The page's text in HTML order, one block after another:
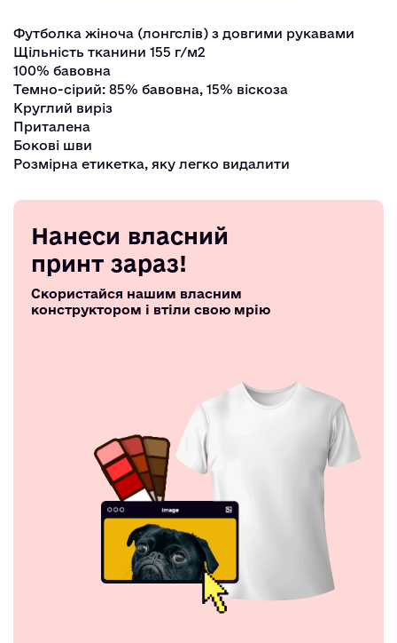
Футболка жіноча (лонгслів) з довгими рукавами
Щільність тканини 155 г/м2
100% бавовна
Темно-сірий: 85% бавовна, 15% віскоза
Круглий виріз
Приталена
Бокові шви
Розмірна етикетка, яку легко видалити
Нанеси власний
принт зараз!
Скористайся нашим власним
конструктором і втіли свою мрію